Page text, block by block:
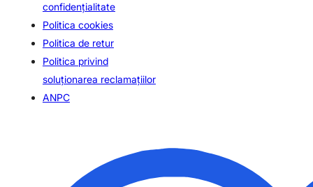
confidenţialitate
Politica cookies
Politica de retur
Politica privind
soluționarea reclamațiilor
ANPC